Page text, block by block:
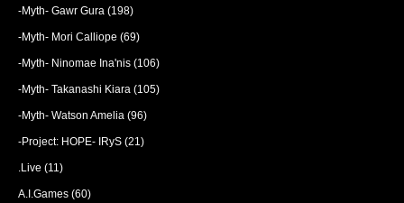
-Myth- Gawr Gura (198)
-Myth- Mori Calliope (69)
-Myth- Ninomae Ina'nis (106)
-Myth- Takanashi Kiara (105)
-Myth- Watson Amelia (96)
-Project: HOPE- IRyS (21)
.Live (11)
A.I.Games (60)